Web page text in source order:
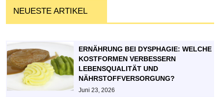
NEUESTE ARTIKEL
ERNÄHRUNG BEI DYSPHAGIE: WELCHE
KOSTFORMEN VERBESSERN
LEBENSQUALITÄT UND
NÄHRSTOFFVERSORGUNG?
Juni 23, 2026